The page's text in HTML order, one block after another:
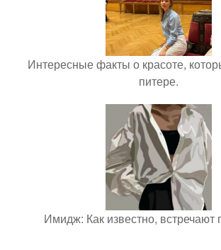
Интересные факты о красоте,
питере.
Имидж: Как известно, встречают